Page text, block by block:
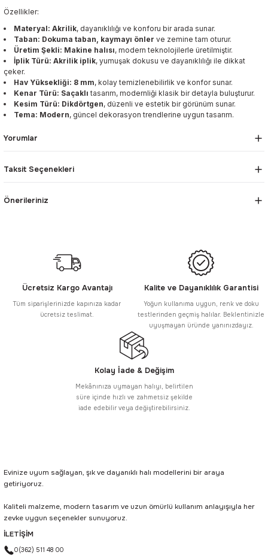
Özellikler:
Materyal: Akrilik, dayanıklılığı ve konforu bir arada sunar.
Taban: Dokuma taban, kaymayı önler ve zemine tam oturur.
Üretim Şekli: Makine halısı, modern teknolojilerle üretilmiştir.
İplik Türü: Akrilik iplik, yumuşak dokusu ve dayanıklılığı ile dikkat
çeker.
Hav Yüksekliği: 8 mm, kolay temizlenebilirlik ve konfor sunar.
Kenar Türü: Saçaklı tasarım, modernliği klasik bir detayla buluşturur.
Kesim Türü: Dikdörtgen, düzenli ve estetik bir görünüm sunar.
Tema: Modern, güncel dekorasyon trendlerine uygun tasarım.
Yorumlar
Taksit Seçenekleri
Önerileriniz
Ücretsiz Kargo Avantajı
Tüm siparişlerinizde kapınıza kadar
ücretsiz teslimat.
Kalite ve Dayanıklılık Garantisi
Yoğun kullanıma uygun, renk ve doku
testlerinden geçmiş halılar. Beklentinizle
uyuşmayan üründe yanınızdayız.
Kolay İade & Değişim
Mekânınıza uymayan halıyı, belirtilen
süre içinde hızlı ve zahmetsiz şekilde
iade edebilir veya değiştirebilirsiniz.
Evinize uyum sağlayan, şık ve dayanıklı halı modellerini bir araya
getiriyoruz.
Kaliteli malzeme, modern tasarım ve uzun ömürlü kullanım anlayışıyla her
zevke uygun seçenekler sunuyoruz.
İLETİŞİM
0(362) 511 48 00